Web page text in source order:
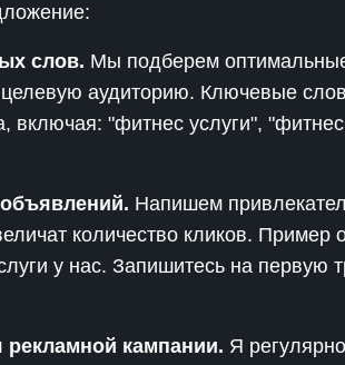
слов. Мы подберем
аудиторию. Ключевые
включая: "фитнес услуги",
Напишем
количество кликов. Пример
у нас. Запишитесь на первую
кампании. Я